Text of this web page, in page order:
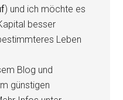
) und ich möchte es
besser
Leben
Blog und
günstigen